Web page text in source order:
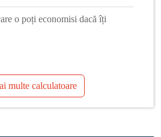
o poți economisi dacă îți
multe calculatoare